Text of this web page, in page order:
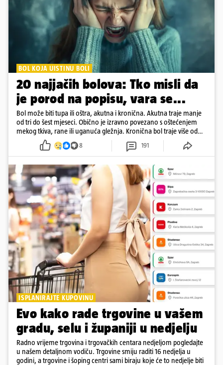
BOL KOJA UISTINU BOLI
20 najjačih bolova: Tko misli da
je porod na popisu, vara se...
Bol može biti tupa ili oštra, akutna i kronična. Akutna traje manje
od tri do šest mjeseci. Obično je izravno povezano s oštećenjem
mekog tkiva, rane ili uganuća gležnja. Kronična bol traje više od
šest mjeseci
8 191
ISPLANIRAJTE KUPOVINU
Evo kako rade trgovine u vašem
gradu, selu i županiji u nedjelju
Radno vrijeme trgovina i trgovačkih centara nedjeljom pogledajte
u našem detaljnom vodiču. Trgovine smiju raditi 16 nedjelja u
godini, a trgovine i šoping centri sami biraju koje će to nedjelje biti